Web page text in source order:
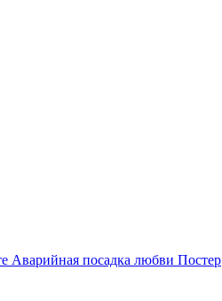
Аварийная посадка любви Постер